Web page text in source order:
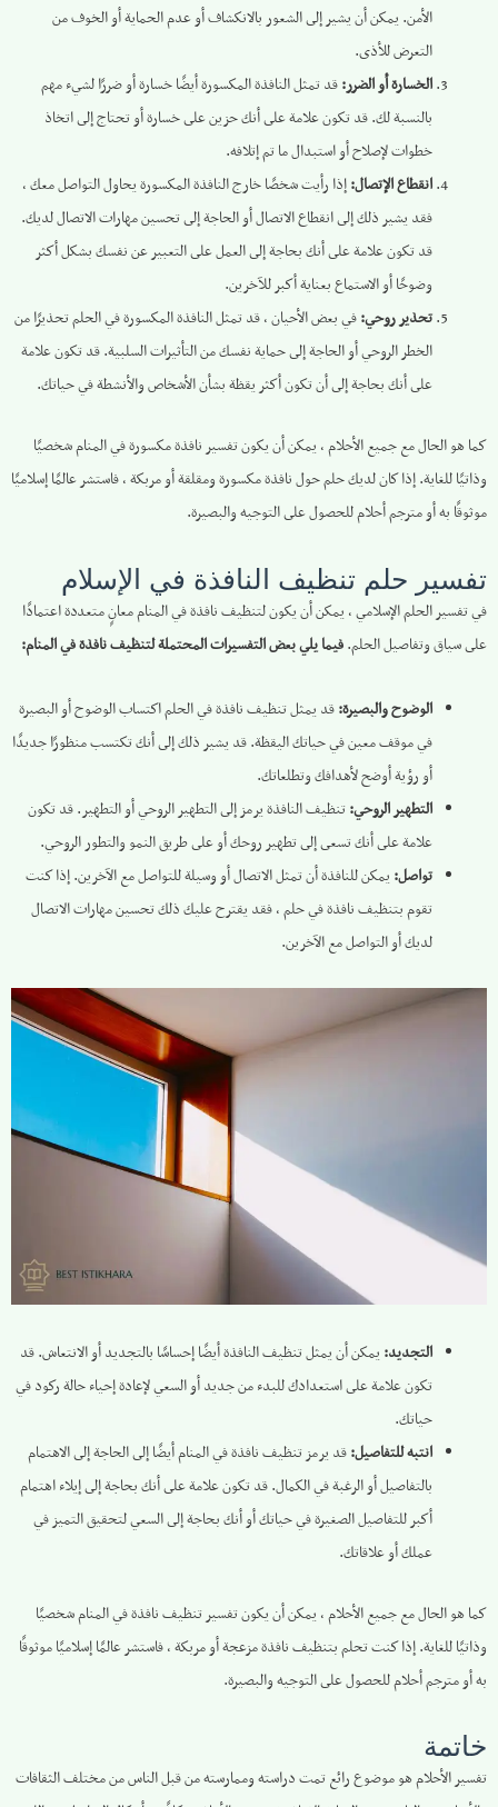
الأمن. يمكن أن يشير إلى الشعور بالانكشاف أو عدم الحماية أو الخوف من
التعرض للأذى.
الخسارة أو الضرر:قد تمثل النافذة المكسورة أيضًا خسارة أو ضررًا لشيء مهم
بالنسبة لك. قد تكون علامة على أنك حزين على خسارة أو تحتاج إلى اتخاذ
خطوات لإصلاح أو استبدال ما تم إتلافه.
انقطاع الإتصال:إذا رأيت شخصًا خارج النافذة المكسورة يحاول التواصل معك ،
فقد يشير ذلك إلى انقطاع الاتصال أو الحاجة إلى تحسين مهارات الاتصال لديك.
قد تكون علامة على أنك بحاجة إلى العمل على التعبير عن نفسك بشكل أكثر
وضوحًا أو الاستماع بعناية أكبر للآخرين.
تحذير روحي:في بعض الأحيان ، قد تمثل النافذة المكسورة في الحلم تحذيرًا من
الخطر الروحي أو الحاجة إلى حماية نفسك من التأثيرات السلبية. قد تكون علامة
على أنك بحاجة إلى أن تكون أكثر يقظة بشأن الأشخاص والأنشطة في حياتك.
كما هو الحال مع جميع الأحلام ، يمكن أن يكون تفسير نافذة مكسورة في المنام شخصيًا
وذاتيًا للغاية. إذا كان لديك حلم حول نافذة مكسورة ومقلقة أو مربكة ، فاستشر عالمًا إسلاميًا
موثوقًا به أو مترجم أحلام للحصول على التوجيه والبصيرة.
تفسير حلم تنظيف النافذة في الإسلام
في تفسير الحلم الإسلامي ، يمكن أن يكون لتنظيف نافذة في المنام معانٍ متعددة اعتمادًا
على سياق وتفاصيل الحلم.فيما يلي بعض التفسيرات المحتملة لتنظيف نافذة في المنام:
الوضوح والبصيرة:قد يمثل تنظيف نافذة في الحلم اكتساب الوضوح أو البصيرة
في موقف معين في حياتك اليقظة. قد يشير ذلك إلى أنك تكتسب منظورًا جديدًا
أو رؤية أوضح لأهدافك وتطلعاتك.
التطهير الروحي:تنظيف النافذة يرمز إلى التطهير الروحي أو التطهير. قد تكون
علامة على أنك تسعى إلى تطهير روحك أو على طريق النمو والتطور الروحي.
تواصل:يمكن للنافذة أن تمثل الاتصال أو وسيلة للتواصل مع الآخرين. إذا كنت
تقوم بتنظيف نافذة في حلم ، فقد يقترح عليك ذلك تحسين مهارات الاتصال
لديك أو التواصل مع الآخرين.
التجديد:يمكن أن يمثل تنظيف النافذة أيضًا إحساسًا بالتجديد أو الانتعاش. قد
تكون علامة على استعدادك للبدء من جديد أو السعي لإعادة إحياء حالة ركود في
حياتك.
انتبه للتفاصيل:قد يرمز تنظيف نافذة في المنام أيضًا إلى الحاجة إلى الاهتمام
بالتفاصيل أو الرغبة في الكمال. قد تكون علامة على أنك بحاجة إلى إيلاء اهتمام
أكبر للتفاصيل الصغيرة في حياتك أو أنك بحاجة إلى السعي لتحقيق التميز في
عملك أو علاقاتك.
كما هو الحال مع جميع الأحلام ، يمكن أن يكون تفسير تنظيف نافذة في المنام شخصيًا
وذاتيًا للغاية. إذا كنت تحلم بتنظيف نافذة مزعجة أو مربكة ، فاستشر عالمًا إسلاميًا موثوقًا
به أو مترجم أحلام للحصول على التوجيه والبصيرة.
خاتمة
تفسير الأحلام هو موضوع رائع تمت دراسته وممارسته من قبل الناس من مختلف الثقافات